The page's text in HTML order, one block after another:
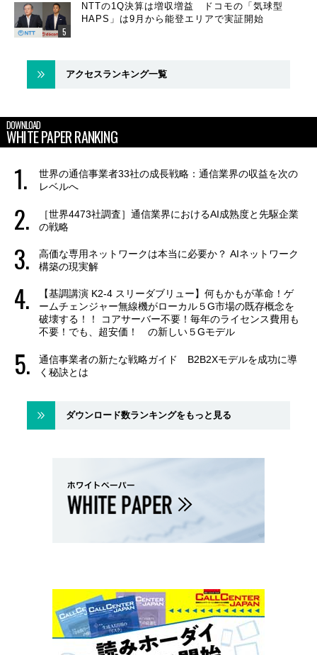
NTTの1Q決算は増収増益 ドコモの「気球型
HAPS」は9月から能登エリアで実証開始
アクセスランキング一覧
DOWNLOAD
WHITE PAPER RANKING
世界の通信事業者33社の成長戦略：通信業界の収益を次の
レベルへ
［世界4473社調査］通信業界におけるAI成熟度と先駆企業
の戦略
高価な専用ネットワークは本当に必要か？ AIネットワーク
構築の現実解
【基調講演 K2-4 スリーダブリュー】何もかもが革命！ゲ
ームチェンジャー無線機がローカル５G市場の既存概念を
破壊する！！ コアサーバー不要！毎年のライセンス費用も
不要！でも、超安価！ の新しい５Gモデル
通信事業者の新たな戦略ガイド B2B2Xモデルを成功に導
く秘訣とは
ダウンロード数ランキングをもっと見る